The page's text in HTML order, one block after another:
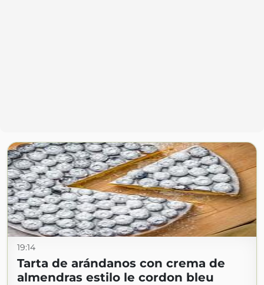
19:14
Tarta de arándanos con crema de
almendras estilo le cordon bleu